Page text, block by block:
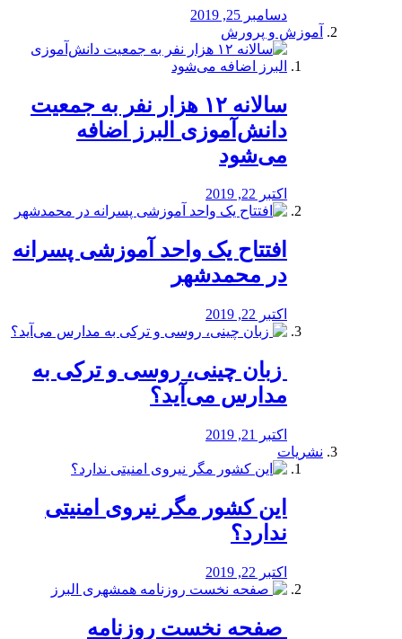
دسامبر 25, 2019
آموزش و پرورش
️سالانه ۱۲ هزار نفر به جمعیت
دانش‌آموزی البرز اضافه
می‌شود
اکتبر 22, 2019
افتتاح یک واحد آموزشی پسرانه
در محمدشهر
اکتبر 22, 2019
️ زبان چینی، روسی و ترکی به
مدارس می‌آید؟
اکتبر 21, 2019
نشریات
این کشور مگر نیروی امنیتی
ندارد؟
اکتبر 22, 2019
️ صفحه نخست روزنامه‌